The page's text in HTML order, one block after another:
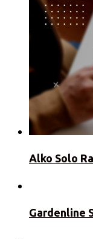
Alko Solo
Gardenline